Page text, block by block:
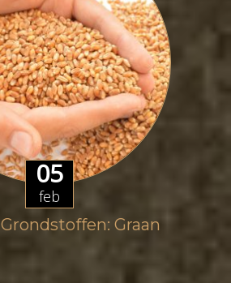
05
feb
Graan